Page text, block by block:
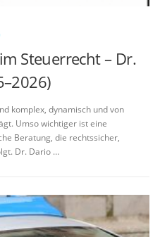
Steuerrecht – Dr.
komplex, dynamisch und von
Umso wichtiger ist eine
Beratung, die rechtssicher,
Dr. Dario …